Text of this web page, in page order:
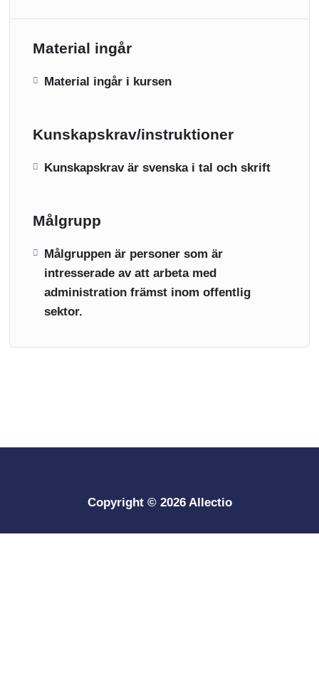
Material ingår
Material ingår i kursen
Kunskapskrav/instruktioner
Kunskapskrav är svenska i tal och skrift
Målgrupp
Målgruppen är personer som är
intresserade av att arbeta med
administration främst inom offentlig
sektor.
Copyright © 2026 Allectio